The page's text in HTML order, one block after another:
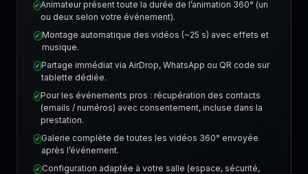
✓Animateur présent toute la durée de l’animation 360° (un
ou deux selon votre événement).
✓ Montage automatique des vidéos (~25 s) avec effets et
musique.
✓Partage immédiat via AirDrop, WhatsApp ou QR code sur
tablette dédiée.
✓Pour les événements pros : récupération des contacts
(emails / numéros) avec consentement, incluse dans la
prestation.
✓ Galerie complète de toutes les vidéos 360° envoyée
après l’événement.
✓ Configuration adaptée à votre salle (espace, sécurité,